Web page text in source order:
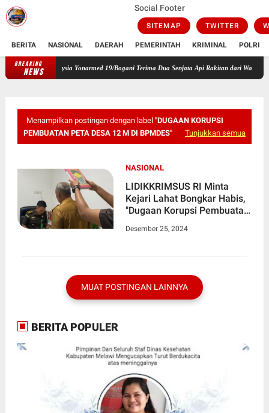
Social Footer
SITEMAP TWITTER
BERITA NASIONAL DAERAH PEMERINTAH KRIMINAL POLRI
BREAKING
NEWS Jaga Keamanan Perbatasan, Satgas Pamtas RI-Malaysia Yonarmed
Menampilkan postingan dengan label "DUGAAN KORUPSI
PEMBUATAN PETA DESA 12 M DI BPMDES"
Tunjukkan semua
NASIONAL
LIDIKKRIMSUS RI Minta
Kejari Lahat Bongkar Habis,
"Dugaan Korupsi Pembuatan
Desember 25, 2024
MUAT POSTINGAN LAINNYA
BERITA POPULER